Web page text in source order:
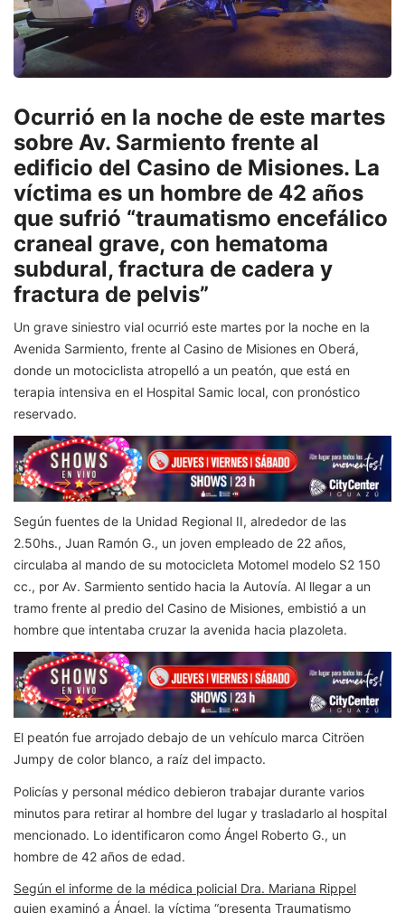
Ocurrió en la noche de este martes
sobre Av. Sarmiento frente al
edificio del Casino de Misiones. La
víctima es un hombre de 42 años
que sufrió “traumatismo encefálico
craneal grave, con hematoma
subdural, fractura de cadera y
fractura de pelvis”
Un grave siniestro vial ocurrió este martes por la noche en la
Avenida Sarmiento, frente al Casino de Misiones en Oberá,
donde un motociclista atropelló a un peatón, que está en
terapia intensiva en el Hospital Samic local, con pronóstico
reservado.
Según fuentes de la Unidad Regional II, alrededor de las
2.50hs., Juan Ramón G., un joven empleado de 22 años,
circulaba al mando de su motocicleta Motomel modelo S2 150
cc., por Av. Sarmiento sentido hacia la Autovía. Al llegar a un
tramo frente al predio del Casino de Misiones, embistió a un
hombre que intentaba cruzar la avenida hacia plazoleta.
El peatón fue arrojado debajo de un vehículo marca Citröen
Jumpy de color blanco, a raíz del impacto.
Policías y personal médico debieron trabajar durante varios
minutos para retirar al hombre del lugar y trasladarlo al hospital
mencionado. Lo identificaron como Ángel Roberto G., un
hombre de 42 años de edad.
Según el informe de la médica policial Dra. Mariana Rippel
quien examinó a Ángel, la víctima “presenta Traumatismo